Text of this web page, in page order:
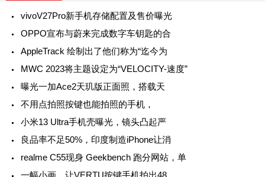
vivoV27Pro新手机存储配置及售价曝光
OPPO宣布与蔚来完成数字车钥匙的合
AppleTrack 绘制出了他们称为“迄今为
MWC 2023将主题设定为“VELOCITY-速度”
曝光一加Ace2天玑版正面照，搭载天
不用点拍照按键也能拍照的手机，
小米13 Ultra手机壳曝光，镜头凸起严
良品率不足50%，印度制造iPhone让消
realme C55现身 Geekbench 跑分网站，单
一幅小画，让VERTU按键手机拍出48